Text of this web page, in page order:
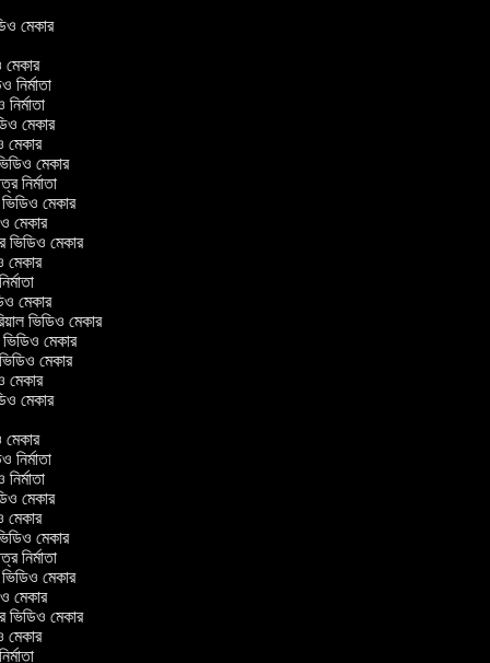
মেকার
মেকার
নির্মাতা
নির্মাতা
মেকার
মেকার
মেকার
নির্মাতা
ভিডিও মেকার
মেকার
ভিডিও মেকার
মেকার
মেকার
ভিডিও মেকার
মেকার
মেকার
মেকার
মেকার
মেকার
নির্মাতা
নির্মাতা
মেকার
মেকার
মেকার
নির্মাতা
ভিডিও মেকার
মেকার
ভিডিও মেকার
মেকার